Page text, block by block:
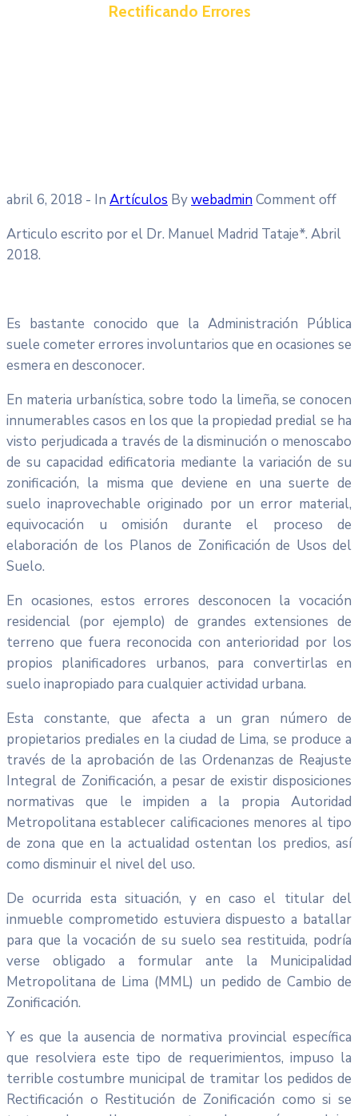
Rectificando Errores
abril 6, 2018 - In Artículos BywebadminComment off
Articulo escrito por el Dr. Manuel Madrid Tataje*. Abril
2018.
Es bastante conocido que la Administración Pública
suele cometer errores involuntarios que en ocasiones se
esmera en desconocer.
En materia urbanística, sobre todo la limeña, se conocen
innumerables casos en los que la propiedad predial se ha
visto perjudicada a través de la disminución o menoscabo
de su capacidad edificatoria mediante la variación de su
zonificación, la misma que deviene en una suerte de
suelo inaprovechable originado por un error material,
equivocación u omisión durante el proceso de
elaboración de los Planos de Zonificación de Usos del
Suelo.
En ocasiones, estos errores desconocen la vocación
residencial (por ejemplo) de grandes extensiones de
terreno que fuera reconocida con anterioridad por los
propios planificadores urbanos, para convertirlas en
suelo inapropiado para cualquier actividad urbana.
Esta constante, que afecta a un gran número de
propietarios prediales en la ciudad de Lima, se produce a
través de la aprobación de las Ordenanzas de Reajuste
Integral de Zonificación, a pesar de existir disposiciones
normativas que le impiden a la propia Autoridad
Metropolitana establecer calificaciones menores al tipo
de zona que en la actualidad ostentan los predios, así
como disminuir el nivel del uso.
De ocurrida esta situación, y en caso el titular del
inmueble comprometido estuviera dispuesto a batallar
para que la vocación de su suelo sea restituida, podría
verse obligado a formular ante la Municipalidad
Metropolitana de Lima (MML) un pedido de Cambio de
Zonificación.
Y es que la ausencia de normativa provincial específica
que resolviera este tipo de requerimientos, impuso la
terrible costumbre municipal de tramitar los pedidos de
Rectificación o Restitución de Zonificación como si se